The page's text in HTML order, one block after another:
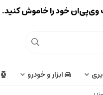
وی‌پی‌ان خود را خاموش کنید.
ابزار و خودرو